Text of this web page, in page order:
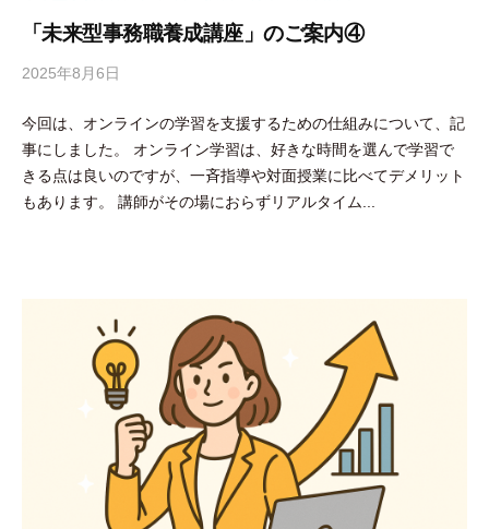
「未来型事務職養成講座」のご案内④
2025年8月6日
吉
田
豪
今回は、オンラインの学習を支援するための仕組みについて、記
事にしました。 オンライン学習は、好きな時間を選んで学習で
きる点は良いのですが、一斉指導や対面授業に比べてデメリット
もあります。 講師がその場におらずリアルタイム...